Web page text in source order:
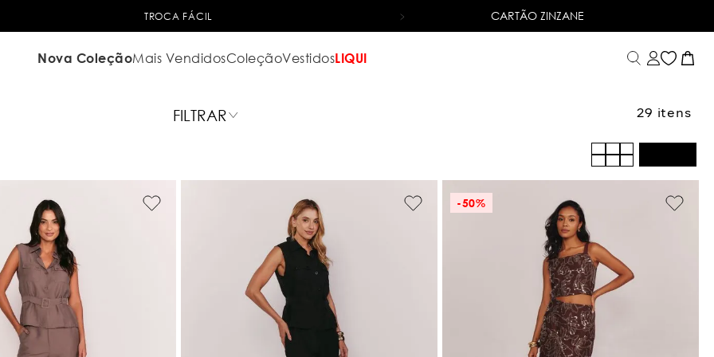
TROCA FÁCIL 6X SEM JUROSNO CARTÃO DE CRÉDITO
CARTÃO ZINZANE
Nova ColeçãoMais VendidosColeçãoVestidosLIQUI
FILTRAR 29
-50%